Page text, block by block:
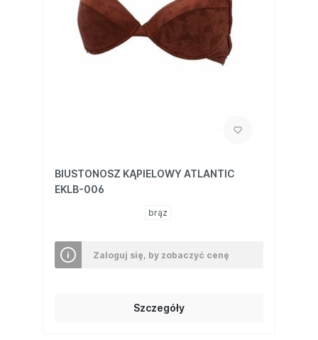
BIUSTONOSZ KĄPIELOWY ATLANTIC
EKLB-006
brąz
Zaloguj się, by zobaczyć cenę
Szczegóły